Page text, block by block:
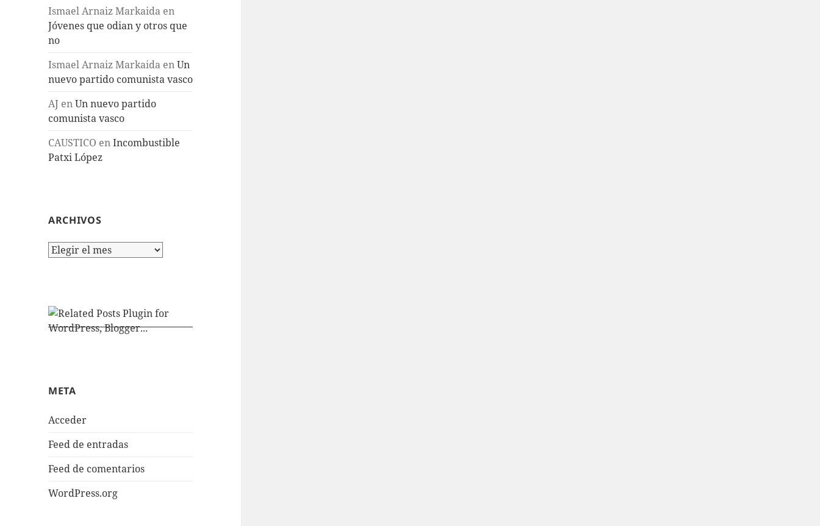
Ismael Arnaiz Markaida en
Jóvenes que odian y otros que
no
Ismael Arnaiz Markaida enUn
nuevo partido comunista vasco
AJ enUn nuevo partido
comunista vasco
CAUSTICO enIncombustible
Patxi López
ARCHIVOS
Archivos
META
Acceder
Feed de entradas
Feed de comentarios
WordPress.org